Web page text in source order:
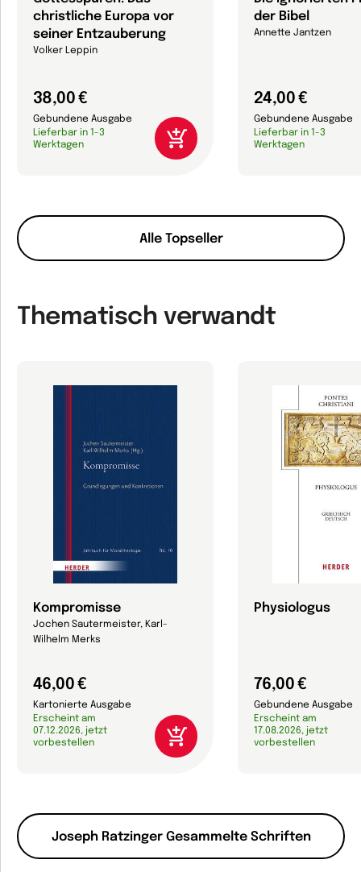
Alle Topseller
christliche Europa vor
seiner Entzauberung
Volker Leppin
38,00 €
Gebundene Ausgabe
Lieferbar in 1-3
Werktagen
der Bibel
Annette Jantzen
24,00 €
Gebundene Ausgabe
Lieferbar in 1-3
Werktagen
Thematisch verwandt
Joseph Ratzinger Gesammelte Schriften
Kompromisse
Jochen Sautermeister, Karl-
Wilhelm Merks
46,00 €
Kartonierte Ausgabe
Erscheint am
07.12.2026, jetzt
vorbestellen
Physiologus
76,00 €
Gebundene Ausgabe
Erscheint am
17.08.2026, jetzt
vorbestellen